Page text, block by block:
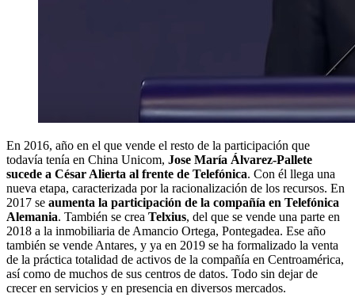
En 2016, año en el que vende el resto de la participación que
todavía tenía en China Unicom, Jose María Álvarez-Pallete
sucede a César Alierta al frente de Telefónica. Con él llega una
nueva etapa, caracterizada por la racionalización de los recursos. En
2017 se aumenta la participación de la compañía en Telefónica
Alemania. También se crea Telxius, del que se vende una parte en
2018 a la inmobiliaria de Amancio Ortega, Pontegadea. Ese año
también se vende Antares, y ya en 2019 se ha formalizado la venta
de la práctica totalidad de activos de la compañía en Centroamérica,
así como de muchos de sus centros de datos. Todo sin dejar de
crecer en servicios y en presencia en diversos mercados.